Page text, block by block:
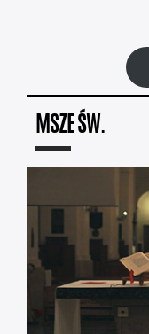
MSZE ŚW.